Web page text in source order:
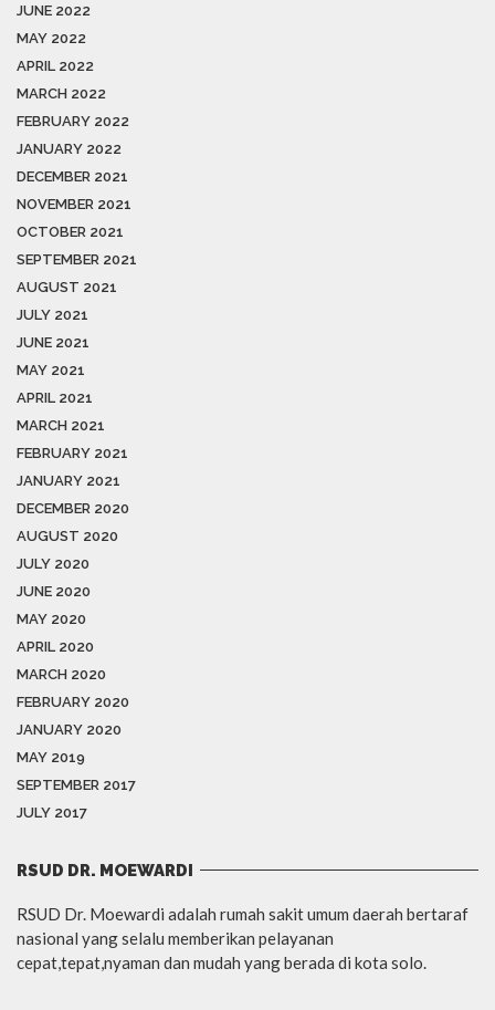
JUNE 2022
MAY 2022
APRIL 2022
MARCH 2022
FEBRUARY 2022
JANUARY 2022
DECEMBER 2021
NOVEMBER 2021
OCTOBER 2021
SEPTEMBER 2021
AUGUST 2021
JULY 2021
JUNE 2021
MAY 2021
APRIL 2021
MARCH 2021
FEBRUARY 2021
JANUARY 2021
DECEMBER 2020
AUGUST 2020
JULY 2020
JUNE 2020
MAY 2020
APRIL 2020
MARCH 2020
FEBRUARY 2020
JANUARY 2020
MAY 2019
SEPTEMBER 2017
JULY 2017
RSUD DR. MOEWARDI
RSUD Dr. Moewardi adalah rumah sakit umum daerah bertaraf
nasional yang selalu memberikan pelayanan
cepat,tepat,nyaman dan mudah yang berada di kota solo.